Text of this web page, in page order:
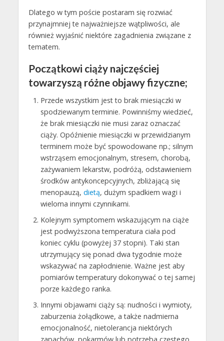
Dlatego w tym poście postaram się rozwiać
przynajmniej te najważniejsze wątpliwości, ale
również wyjaśnić niektóre zagadnienia związane z
tematem.
Początkowi ciąży najczęściej
towarzyszą różne objawy fizyczne;
Przede wszystkim jest to brak miesiączki w
spodziewanym terminie. Powinniśmy wiedzieć,
że brak miesiączki nie musi zaraz oznaczać
ciąży. Opóźnienie miesiączki w przewidzianym
terminem może być spowodowane np.; silnym
wstrząsem emocjonalnym, stresem, chorobą,
zażywaniem lekarstw, podróżą, odstawieniem
środków antykoncepcyjnych, zbliżającą się
menopauzą, dietą, dużym spadkiem wagi i
wieloma innymi czynnikami.
Kolejnym symptomem wskazującym na ciąże
jest podwyższona temperatura ciała pod
koniec cyklu (powyżej 37 stopni). Taki stan
utrzymujący się ponad dwa tygodnie może
wskazywać na zapłodnienie. Ważne jest aby
pomiarów temperatury dokonywać o tej samej
porze każdego ranka.
Innymi objawami ciąży są: nudności i wymioty,
zaburzenia żołądkowe, a także nadmierna
emocjonalność, nietolerancja niektórych